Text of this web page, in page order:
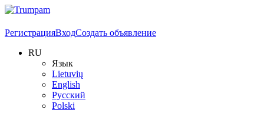
РегистрацияВходСоздать объявление
RU
Язык
Lietuvių
English
Русский
Polski